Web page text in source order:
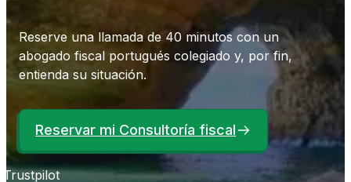
Reserve una llamada de 40 minutos con un
abogado fiscal portugués colegiado y, por fin,
entienda su situación.
Reservar mi Consultoría fiscal
Trustpilot